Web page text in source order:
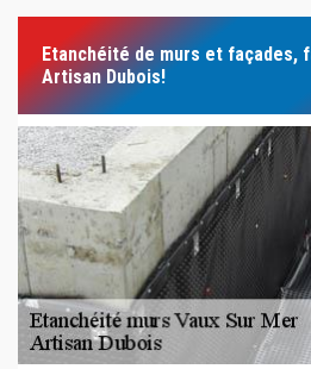
Etanchéité de murs et façades,
Artisan Dubois!